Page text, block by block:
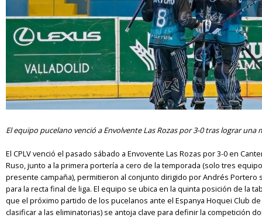
El equipo pucelano venció a Envolvente Las Rozas por 3-0 tras lograr
El CPLV venció el pasado sábado a Envovente Las Rozas por 3-0 en
Ruso, junto a la primera portería a cero de la temporada (solo tres
presente campaña), permitieron al conjunto dirigido por Andrés
para la recta final de liga. El equipo se ubica en la quinta posición de la
que el próximo partido de los pucelanos ante el Espanya Hoquei Club
clasificar a las eliminatorias) se antoja clave para definir la competición